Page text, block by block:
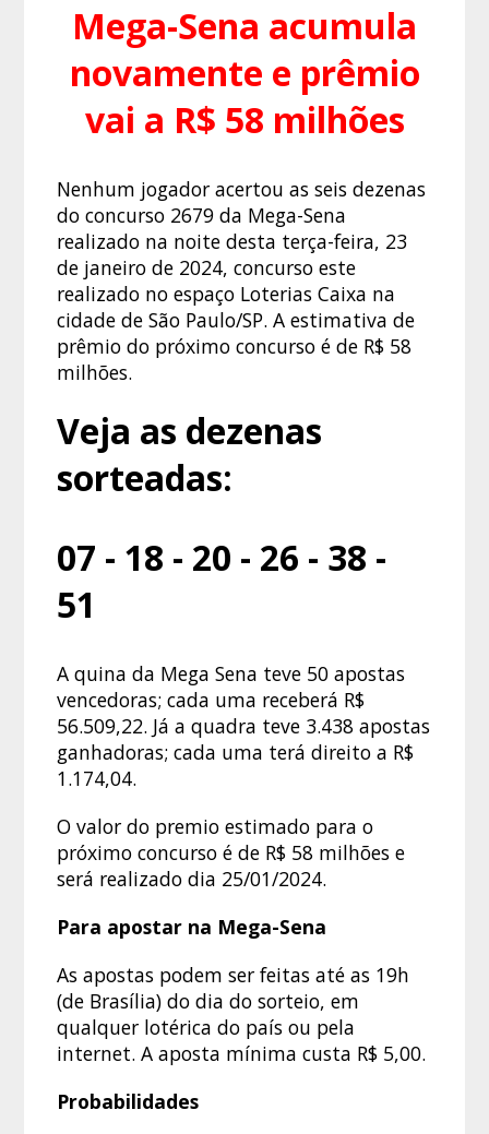
Mega-Sena acumula
novamente e prêmio
vai a R$ 58 milhões
Nenhum jogador acertou as seis dezenas
do concurso 2679 da Mega-Sena
realizado na noite desta terça-feira, 23
de janeiro de 2024, concurso este
realizado no espaço Loterias Caixa na
cidade de São Paulo/SP. A estimativa de
prêmio do próximo concurso é de R$ 58
milhões.
Veja as dezenas
sorteadas:
07 - 18 - 20 - 26 - 38 -
51
A quina da Mega Sena teve 50 apostas
vencedoras; cada uma receberá R$
56.509,22. Já a quadra teve 3.438 apostas
ganhadoras; cada uma terá direito a R$
1.174,04.
O valor do premio estimado para o
próximo concurso é de R$ 58 milhões e
será realizado dia 25/01/2024.
Para apostar na Mega-Sena
As apostas podem ser feitas até as 19h
(de Brasília) do dia do sorteio, em
qualquer lotérica do país ou pela
internet. A aposta mínima custa R$ 5,00.
Probabilidades